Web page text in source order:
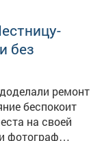
без
ремонт
беспокоит
фотограф